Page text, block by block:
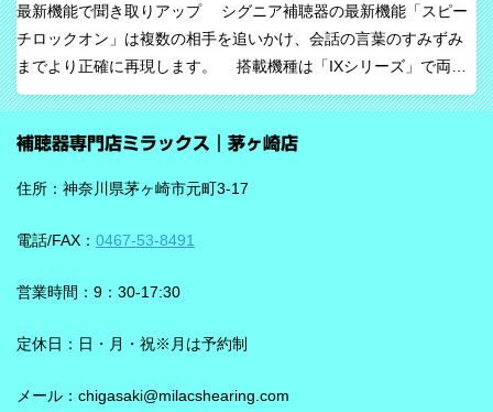
ーグメンテッド）と呼ぶ考え方を採用しています。 これは、AIが
すべてを一方的に処理するのではなく、人の脳が本来持っている
音を選び取る力を支えるという発想で、脳の自然な処理を助ける
ためのAIとしています。 騒がしい場所では、相手の声だけでな
音が同時に耳に入ってきます。 ビビアは、そうした場面で必要な
ことばと不要な雑音のコントラストをつくる方向で働くことが特
やすくする設計と考えると理解しやすいです。 DNNチップで、騒
Neural Network）チップが搭載されています。 このDNNチップは
を支える役割を担うと説明されています。 さらに、このチップが
作し、1日あたり4.9兆回の演算を行うとされています。 「インテ
最新機能で聞き取りアップ シグニア補聴器の最新機能「スピー
チロックオン」は複数の相手を追いかけ、会話の言葉のすみずみ
までより正確に再現します。 搭載機種は「IXシリーズ」で両耳
装用時に働きます。片耳装用の場合は、ワードロックオン機能で
し、7クラスならデータを192,000個収集するから、騒音下での言
ズ」ならより聞き取りやすくしてくれます。 デモ動画で確認 🔽ス
もロックオン機能を使えば、言葉の聞き取りが25％アップ！
補聴器専門店ミラックス｜茅ヶ崎店
住所：神奈川県茅ヶ崎市元町3-17
電話/FAX： 0467-53-8491
営業時間：9：30-17:30
定休日：日・月・祝※月は予約制
メール：chigasaki@milacshearing.com